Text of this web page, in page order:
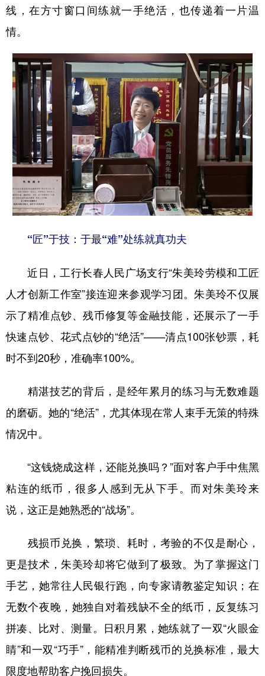
北京 天津 河北 山西
辽宁 吉林 上海 江苏
浙江 安徽 福建 江西
山东 河南 湖北 湖南
广东 广西 海南
四川 贵州 云南 西藏
内蒙古 黑龙江
多语种频道
English Español Français عربى
Русский язык 日本語 한국어
线，在方寸窗口间练就一手绝活，也传递着一片温
情。
“匠”于技：于最“难”处练就真功夫
近日，工行长春人民广场支行“朱美玲劳模和工匠
人才创新工作室”接连迎来参观学习团。朱美玲不仅展
示了精准点钞、残币修复等金融技能，还展示了一手
快速点钞、花式点钞的“绝活”——清点100张钞票，耗
时不到20秒，准确率100%。
精湛技艺的背后，是经年累月的练习与无数难题
的磨砺。她的“绝活”，尤其体现在常人束手无策的特殊
情况中。
“这钱烧成这样，还能兑换吗？”面对客户手中焦黑
粘连的纸币，很多人感到无从下手。而对朱美玲来
说，这正是她熟悉的“战场”。
残损币兑换，繁琐、耗时，考验的不仅是耐心，
更是技术，朱美玲却将它做到了极致。为了掌握这门
手艺，她常往人民银行跑，向专家请教鉴定知识；在
无数个夜晚，她独自对着残缺不全的纸币，反复练习
拼凑、比对、测量。日积月累，她练就了一双“火眼金
睛”和一双“巧手”，能精准判断残币的兑换标准，最大
限度地帮助客户挽回损失。